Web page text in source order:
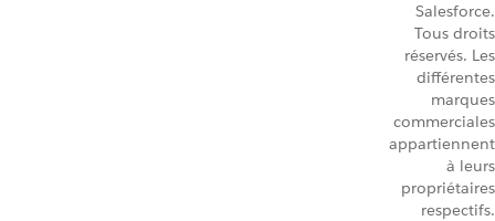
Salesforce.
Tous droits
réservés. Les
différentes
marques
commerciales
appartiennent
à leurs
propriétaires
respectifs.